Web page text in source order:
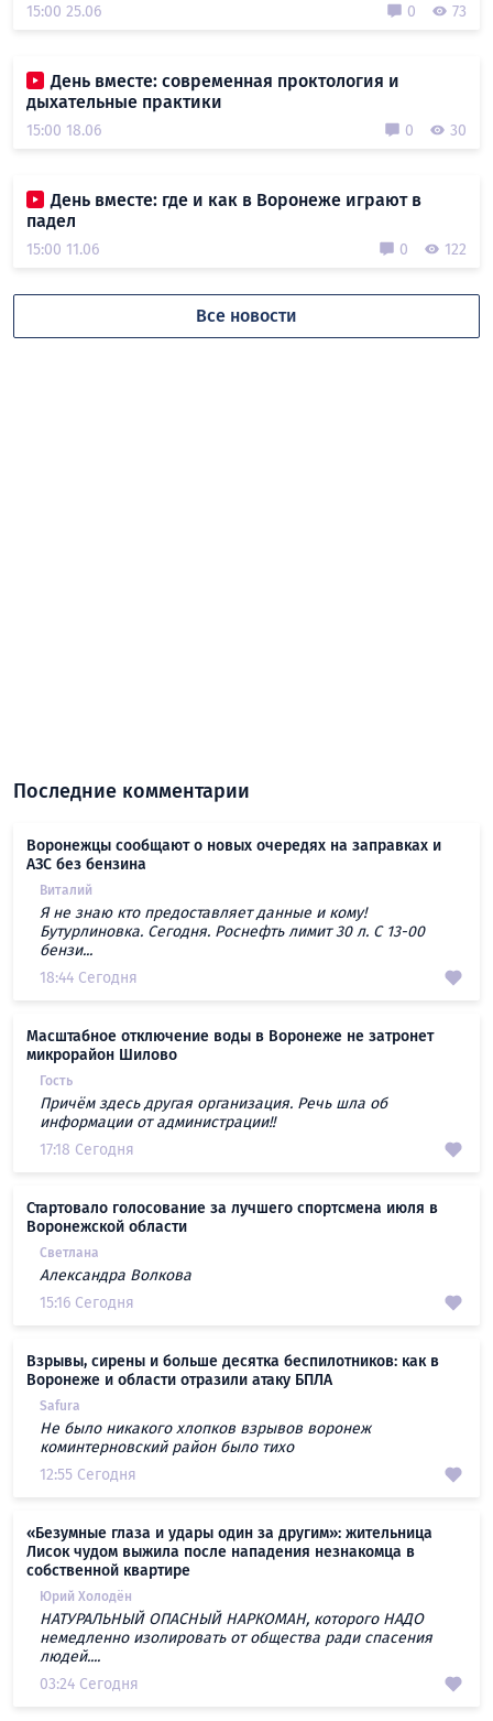
15:00 25.06 0 73
День вместе: современная проктология и
дыхательные практики
15:00 18.06 0 30
День вместе: где и как в Воронеже играют в
падел
15:00 11.06 0 122
Все новости
Последние комментарии
Воронежцы сообщают о новых очередях на заправках и
АЗС без бензина
Виталий
Я не знаю кто предоставляет данные и кому!
Бутурлиновка. Сегодня. Роснефть лимит 30 л. С 13-00
бензи...
18:44 Сегодня
Масштабное отключение воды в Воронеже не затронет
микрорайон Шилово
Гость
Причём здесь другая организация. Речь шла об
информации от администрации!!
17:18 Сегодня
Стартовало голосование за лучшего спортсмена июля в
Воронежской области
Светлана
Александра Волкова
15:16 Сегодня
Взрывы, сирены и больше десятка беспилотников: как в
Воронеже и области отразили атаку БПЛА
Safura
Не было никакого хлопков взрывов воронеж
коминтерновский район было тихо
12:55 Сегодня
«Безумные глаза и удары один за другим»: жительница
Лисок чудом выжила после нападения незнакомца в
собственной квартире
Юрий Холодён
НАТУРАЛЬНЫЙ ОПАСНЫЙ НАРКОМАН, которого НАДО
немедленно изолировать от общества ради спасения
людей....
03:24 Сегодня